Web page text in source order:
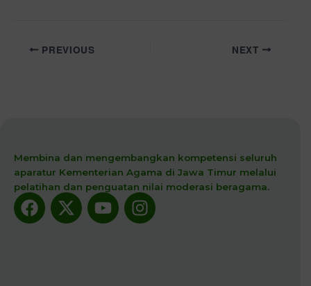
PREVIOUS NEXT
Membina dan mengembangkan kompetensi seluruh
aparatur Kementerian Agama di Jawa Timur melalui
pelatihan dan penguatan nilai moderasi beragama.
Facebook
X-
twitter
YoutubeInstagram